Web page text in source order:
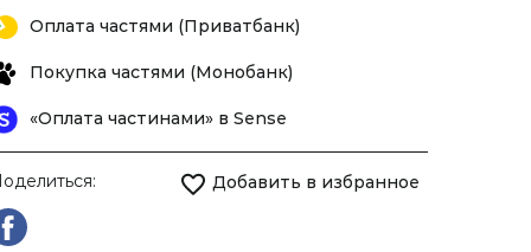
Оплата частями (Приватбанк)
Покупка частями (Монобанк)
«Оплата частинами» в Sense
Добавить в избранное